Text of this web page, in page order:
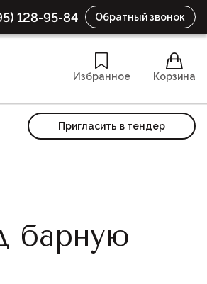
128-95-84 Обратный звонок
Избранное Корзина
Пригласить в тендер
барную